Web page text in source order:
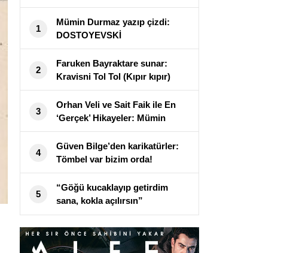
1
Mümin Durmaz yazıp çizdi:
DOSTOYEVSKİ
2
Faruken Bayraktare sunar:
Kravisni Tol Tol (Kıpır kıpır)
3
Orhan Veli ve Sait Faik ile En
‘Gerçek’ Hikayeler: Mümin
Durmaz çiziyor
4
Güven Bilge’den karikatürler:
Tömbel var bizim orda!
5
“Göğü kucaklayıp getirdim
sana, kokla açılırsın”